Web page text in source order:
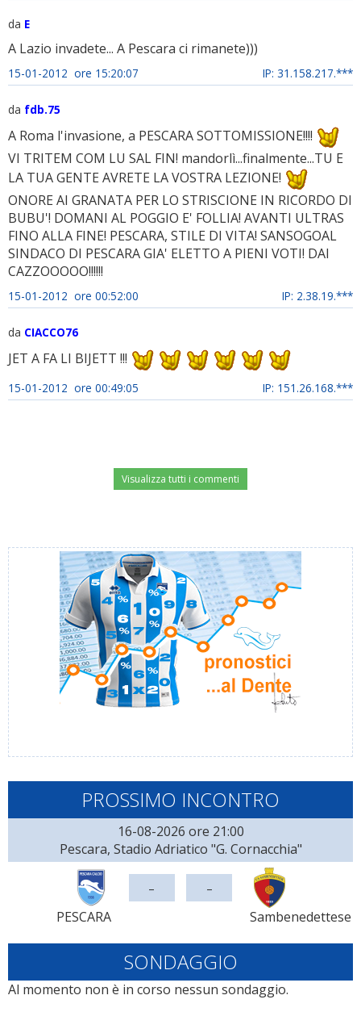
da E
A Lazio invadete... A Pescara ci rimanete)))
15-01-2012 ore 15:20:07 IP: 31.158.217.***
da fdb.75
A Roma l'invasione, a PESCARA SOTTOMISSIONE!!!!
VI TRITEM COM LU SAL FIN! mandorlì...finalmente...TU E
LA TUA GENTE AVRETE LA VOSTRA LEZIONE!
ONORE AI GRANATA PER LO STRISCIONE IN RICORDO DI
BUBU'! DOMANI AL POGGIO E' FOLLIA! AVANTI ULTRAS
FINO ALLA FINE! PESCARA, STILE DI VITA! SANSOGOAL
SINDACO DI PESCARA GIA' ELETTO A PIENI VOTI! DAI
CAZZOOOOO!!!!!!
15-01-2012 ore 00:52:00 IP: 2.38.19.***
da CIACCO76
JET A FA LI BIJETT !!!
15-01-2012 ore 00:49:05 IP: 151.26.168.***
Visualizza tutti i commenti
PROSSIMO INCONTRO
16-08-2026 ore 21:00
Pescara, Stadio Adriatico "G. Cornacchia"
PESCARA
- -
Sambenedettese
SONDAGGIO
Al momento non è in corso nessun sondaggio.